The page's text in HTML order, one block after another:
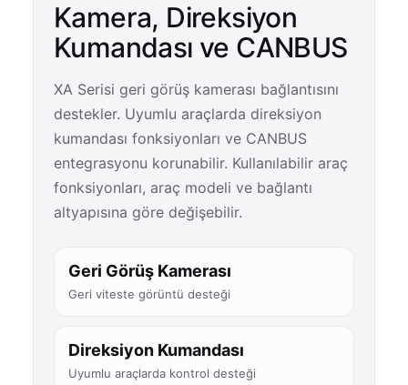
Kamera, Direksiyon
Kumandası ve CANBUS
XA Serisi geri görüş kamerası bağlantısını
destekler. Uyumlu araçlarda direksiyon
kumandası fonksiyonları ve CANBUS
entegrasyonu korunabilir. Kullanılabilir araç
fonksiyonları, araç modeli ve bağlantı
altyapısına göre değişebilir.
Geri Görüş Kamerası
Geri viteste görüntü desteği
Direksiyon Kumandası
Uyumlu araçlarda kontrol desteği